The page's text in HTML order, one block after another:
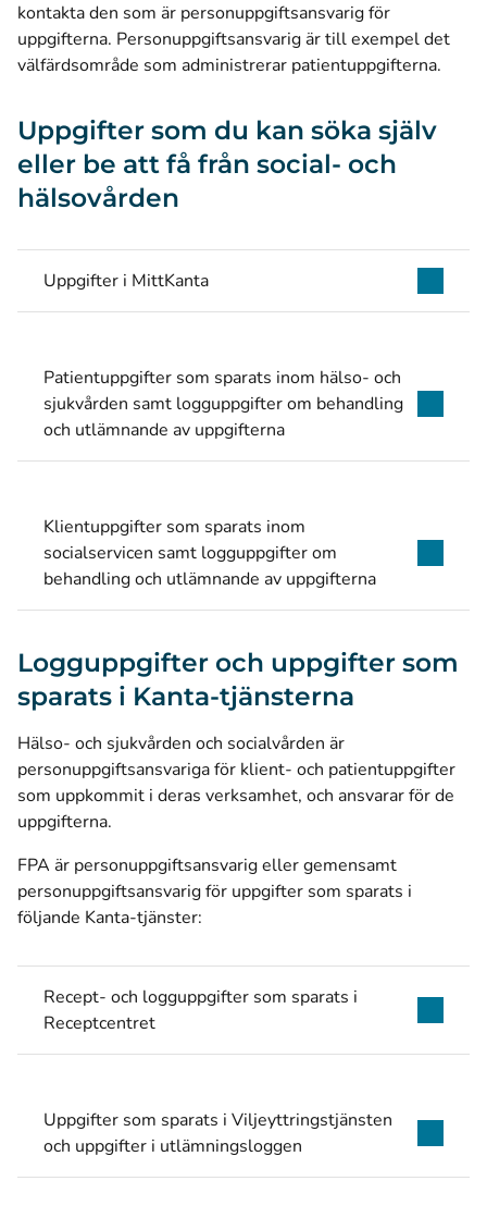
kontakta den som är personuppgiftsansvarig för
uppgifterna. Personuppgiftsansvarig är till exempel det
välfärdsområde som administrerar patientuppgifterna.
Uppgifter som du kan söka själv
eller be att få från social- och
hälsovården
Uppgifter i MittKanta
Patientuppgifter som sparats inom hälso- och
sjukvården samt logguppgifter om behandling
och utlämnande av uppgifterna
Klientuppgifter som sparats inom
socialservicen samt logguppgifter om
behandling och utlämnande av uppgifterna
Logguppgifter och uppgifter som
sparats i Kanta-tjänsterna
Hälso- och sjukvården och socialvården är
personuppgiftsansvariga för klient- och patientuppgifter
som uppkommit i deras verksamhet, och ansvarar för de
uppgifterna.
FPA är personuppgiftsansvarig eller gemensamt
personuppgiftsansvarig för uppgifter som sparats i
följande Kanta-tjänster:
Recept- och logguppgifter som sparats i
Receptcentret
Uppgifter som sparats i Viljeyttringstjänsten
och uppgifter i utlämningsloggen